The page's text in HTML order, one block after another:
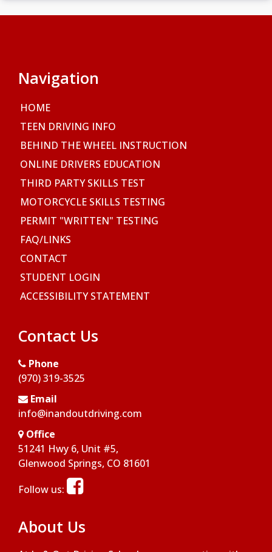
Navigation
HOME
TEEN DRIVING INFO
BEHIND THE WHEEL INSTRUCTION
ONLINE DRIVERS EDUCATION
THIRD PARTY SKILLS TEST
MOTORCYCLE SKILLS TESTING
PERMIT "WRITTEN" TESTING
FAQ/LINKS
CONTACT
STUDENT LOGIN
ACCESSIBILITY STATEMENT
Contact Us
Phone
(970) 319-3525
Email
info@inandoutdriving.com
Office
51241 Hwy 6, Unit #5,
Glenwood Springs, CO 81601
Follow us:
Opens in a new window
About Us